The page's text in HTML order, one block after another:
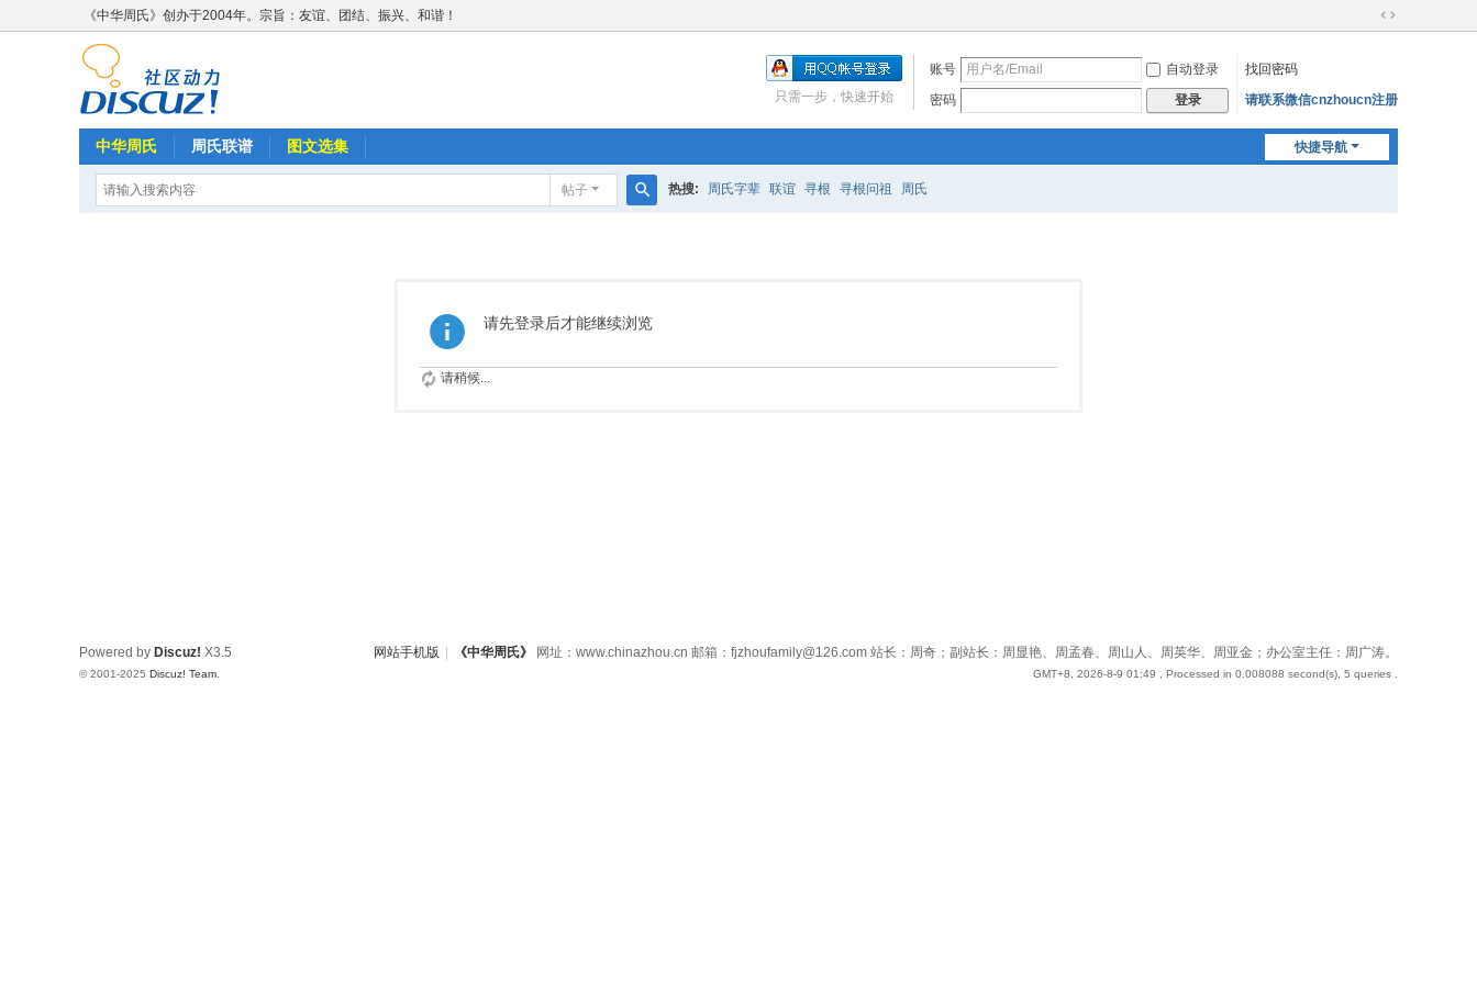
《中华周氏》创办于2004年。宗旨：友谊、团结、振兴、和谐！
切
宽
账号 自动登录
找回密码
密码
登录 请联系微信cnzhoucn注册
只需一步，快速开始
快捷导航
中华周氏 周氏联谱 图文选集
帖子 热搜: 周氏字辈 联谊 寻根 寻根问祖 周氏
请先登录后才能继续浏览
请稍候...
网站手机版 《中华周氏》 网址：www.chinazhou.cn 邮箱：fjzhoufamily@126.com 站长：周奇；副站长：周显艳、周孟春、周山人、周英华、周亚金；办公室主任：周广涛。
GMT+8, 2026-8-9 01:49 , Processed in 0.008088 second(s), 5 queries .
Powered by Discuz! X3.5
© 2001-2025 Discuz! Team